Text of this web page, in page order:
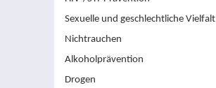
Sexuelle und geschlechtliche Vielfalt
Nichtrauchen
Alkoholprävention
Drogen